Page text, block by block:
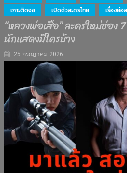
เกาะติดจอ
เปิดตัวละครไทย เรื่องย่อ
“หลวงพ่อเสือ” ละครใหม่ช่อง
นักแสดงมีใครบ้าง
25 กรกฎาคม 2026